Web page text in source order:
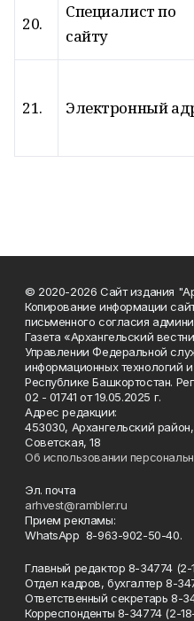
20.
Специалист по
сайту
21. Электронный
© 2020-2026 Сайт издания
Копирование информации
письменного согласия
Газета «Архангельский
Управлении Федеральной
информационных технологий
Республике Башкортостан.
02 - 01741 от 19.05.2025 г.
Адрес редакции:
453030, Архангельский
Советская, 18
Об использовании
Эл. почта
arhvest@rambler.ru
Прием рекламы:
WhatsApp 8-963-902-50-40.
Главный редактор 8-34774 (2-
Отдел кадров, бухгалтер 8-
Ответственный секретарь 8-
Корреспонденты 8-34774 (2-